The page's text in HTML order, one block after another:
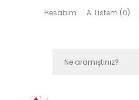
Hesabım A. Listem (0)